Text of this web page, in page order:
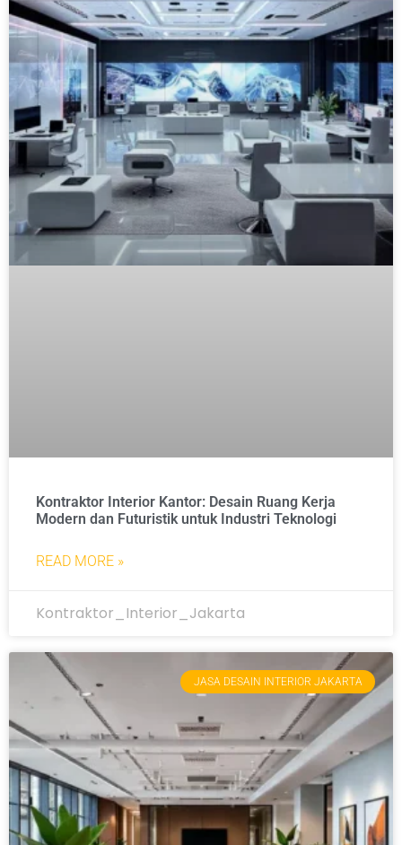
Kontraktor Interior Kantor: Desain Ruang Kerja
Modern dan Futuristik untuk Industri Teknologi
READ MORE »
Kontraktor_Interior_Jakarta
JASA DESAIN INTERIOR JAKARTA